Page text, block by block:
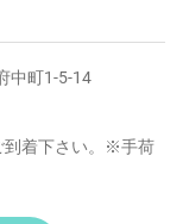
中町1-5-14
着下さい。※手荷